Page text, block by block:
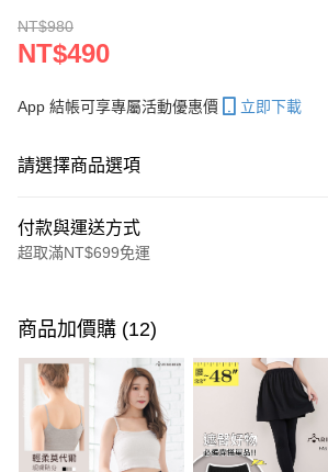
NT$980
NT$490
App 結帳可享專屬活動優惠價 立即下載
請選擇商品選項
付款與運送方式
超取滿NT$699免運
信用卡一次付款
超商取貨付款
LINE Pay
Apple Pay
商品加價購 (12)